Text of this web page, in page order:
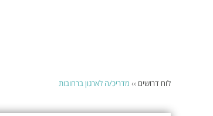
לוח דרושים ›› מדריכ/ה לארגון ברחובות